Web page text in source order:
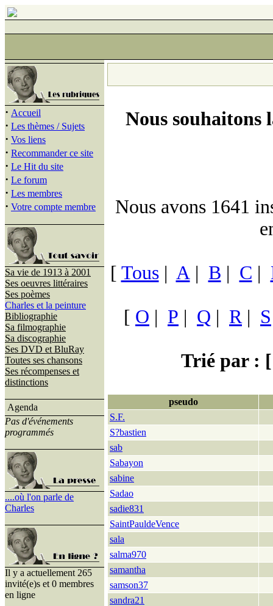
· Accueil
· Les thèmes / Sujets
· Vos liens
· Recommander ce site
· Le Hit du site
· Le forum
· Les membres
· Votre compte membre
Sa vie de 1913 à 2001
Ses oeuvres littéraires
Ses poèmes
Charles et la peinture
Bibliographie
Sa filmographie
Sa discographie
Ses DVD et BluRay
Toutes ses chansons
Ses récompenses et
distinctions
Agenda
Pas d'événements
programmés
....où l'on parle de
Charles
Il y a actuellement 265
invité(e)s et 0 membres
en ligne
Nous souhaitons
Nous avons 1641
[ Tous| A| B | C |
[ O | P | Q | R| S
Trié par : [
pseudo
S.F.
S?bastien
sab
Sabayon
sabine
Sadao
sadie831
SaintPauldeVence
sala
salma970
samantha
samson37
sandra21